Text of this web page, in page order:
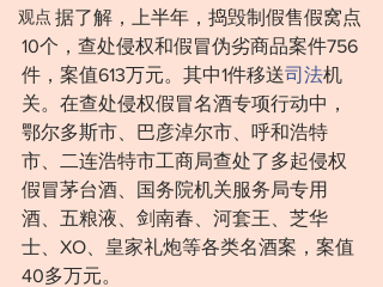
观点
       据了解，上半年，捣毁制假售假窝点
10个，查处侵权和假冒伪劣商品案件756
件，案值613万元。其中1件移送司法机
关。在查处侵权假冒名酒专项行动中，
鄂尔多斯市、巴彦淖尔市、呼和浩特
市、二连浩特市工商局查处了多起侵权
假冒茅台酒、国务院机关服务局专用
酒、五粮液、剑南春、河套王、芝华
士、XO、皇家礼炮等各类名酒案，案值
40多万元。